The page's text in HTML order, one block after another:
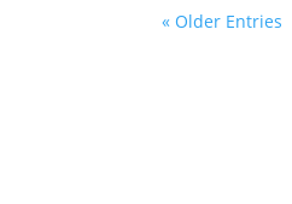
« Older Entries